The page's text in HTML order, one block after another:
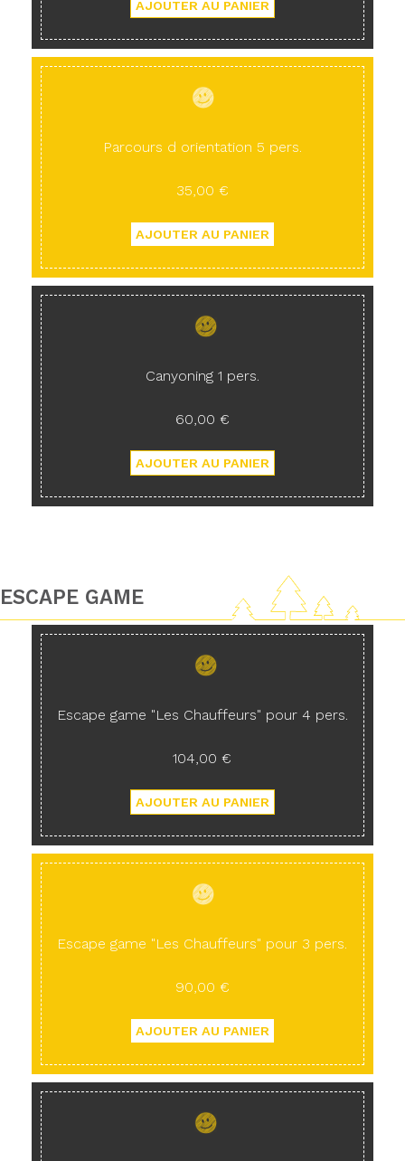
Parcours d orientation 5 pers.
35,00 €
Canyoning 1 pers.
60,00 €
ESCAPE GAME
Escape game "Les Chauffeurs" pour 4 pers.
104,00 €
Escape game "Les Chauffeurs" pour 3 pers.
90,00 €